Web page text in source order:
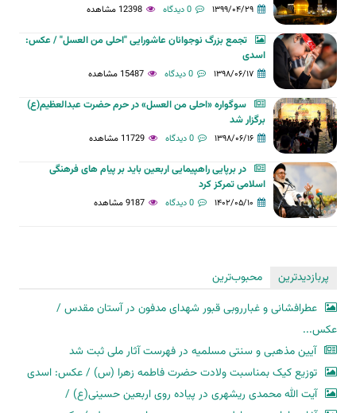
۱۳۹۹/۰۴/۲۹ 0 دیدگاه 12398 مشاهده
تجمع بزرگ نوجوانان عاشورایی "احلی من العسل" / عکس:
اسدی
۱۳۹۸/۰۶/۱۷ 0 دیدگاه 15487 مشاهده
سوگواره «احلی من العسل» در حرم حضرت عبدالعظیم(ع)
برگزار شد
۱۳۹۸/۰۶/۱۶ 0 دیدگاه 11729 مشاهده
در برپایی راهپیمایی اربعین باید بر پیام های فرهنگی
اسلامی تمرکز کرد
۱۴۰۲/۰۵/۱۰ 0 دیدگاه 9187 مشاهده
پربازدیدترین
محبوب‌ترین
عطرافشانی و غبارروبی قبور شهدای مدفون در آستان مقدس /
عکس...
آیین مذهبی و سنتی مسلمیه در فهرست آثار ملی ثبت شد
توزیع کیک بمناسبت ولادت حضرت فاطمه زهرا (س) / عکس: اسدی
آیت الله محمدی ریشهری در پیاده روی اربعین حسینی(ع) /